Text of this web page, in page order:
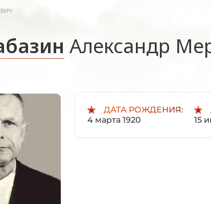
Александр
ДАТА РОЖДЕНИЯ:
4 марта 1920
15